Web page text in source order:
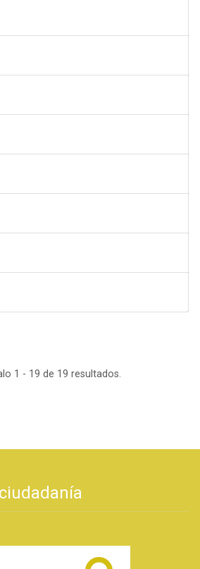
1 - 19 de 19 resultados.